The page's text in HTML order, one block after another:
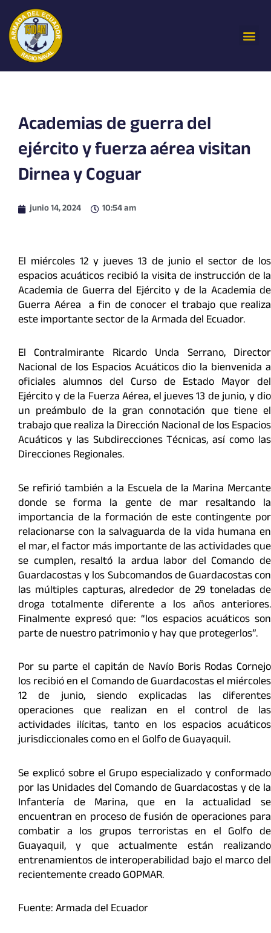
contenido
Academias de guerra del
ejército y fuerza aérea visitan
Dirnea y Coguar
junio 14, 2024 10:54 am
El miércoles 12 y jueves 13 de junio el sector de los
espacios acuáticos recibió la visita de instrucción de la
Academia de Guerra del Ejército y de la Academia de
Guerra Aérea a fin de conocer el trabajo que realiza
este importante sector de la Armada del Ecuador.
El Contralmirante Ricardo Unda Serrano, Director
Nacional de los Espacios Acuáticos dio la bienvenida a
oficiales alumnos del Curso de Estado Mayor del
Ejército y de la Fuerza Aérea, el jueves 13 de junio, y dio
un preámbulo de la gran connotación que tiene el
trabajo que realiza la Dirección Nacional de los Espacios
Acuáticos y las Subdirecciones Técnicas, así como las
Direcciones Regionales.
Se refirió también a la Escuela de la Marina Mercante
donde se forma la gente de mar resaltando la
importancia de la formación de este contingente por
relacionarse con la salvaguarda de la vida humana en
el mar, el factor más importante de las actividades que
se cumplen, resaltó la ardua labor del Comando de
Guardacostas y los Subcomandos de Guardacostas con
las múltiples capturas, alrededor de 29 toneladas de
droga totalmente diferente a los años anteriores.
Finalmente expresó que: “los espacios acuáticos son
parte de nuestro patrimonio y hay que protegerlos”.
Por su parte el capitán de Navío Boris Rodas Cornejo
los recibió en el Comando de Guardacostas el miércoles
12 de junio, siendo explicadas las diferentes
operaciones que realizan en el control de las
actividades ilícitas, tanto en los espacios acuáticos
jurisdiccionales como en el Golfo de Guayaquil.
Se explicó sobre el Grupo especializado y conformado
por las Unidades del Comando de Guardacostas y de la
Infantería de Marina, que en la actualidad se
encuentran en proceso de fusión de operaciones para
combatir a los grupos terroristas en el Golfo de
Guayaquil, y que actualmente están realizando
entrenamientos de interoperabilidad bajo el marco del
recientemente creado GOPMAR.
Fuente: Armada del Ecuador